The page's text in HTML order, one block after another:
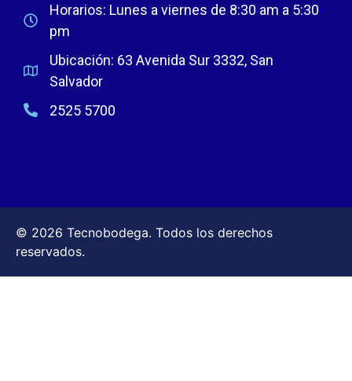
Horarios: Lunes a viernes de 8:30 am a 5:30
pm
Ubicación: 63 Avenida Sur 3332, San
Salvador
2525 5700
© 2026 Tecnobodega. Todos los derechos
reservados.